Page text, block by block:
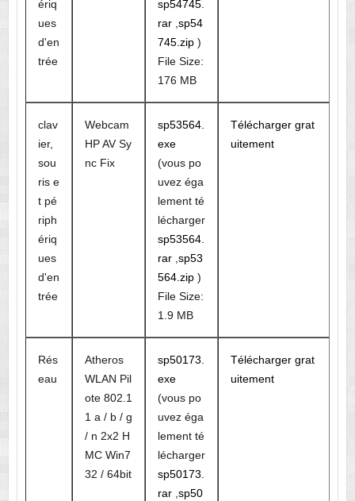
ériq
ues
d'en
trée
sp54745.
rar, sp54
745.zip)
File Size:
176 MB
clav
ier,
sou
ris e
t pé
riph
ériq
ues
d'en
trée
Webcam
HP AV Sy
nc Fix
sp53564.
exe
(vous po
uvez éga
lement té
lécharger
sp53564.
rar, sp53
564.zip)
File Size:
1.9 MB
Télécharger grat
uitement
Rés
eau
Atheros
WLAN Pil
ote 802.1
1 a / b / g
/ n 2x2 H
MC Win7
32 / 64bit
sp50173.
exe
(vous po
uvez éga
lement té
lécharger
sp50173.
rar, sp50
Télécharger grat
uitement